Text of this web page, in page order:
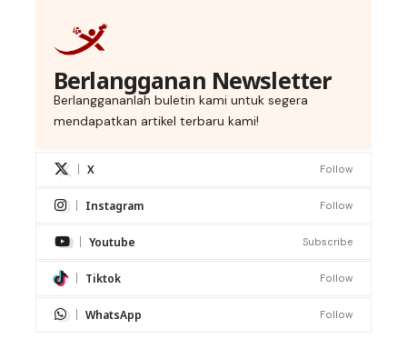
Berlangganan Newsletter
Berlanggananlah buletin kami untuk segera
mendapatkan artikel terbaru kami!
X Follow
Instagram Follow
Youtube Subscribe
Tiktok Follow
WhatsApp Follow